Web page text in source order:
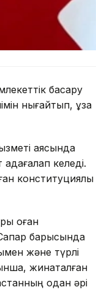
басқару
нығайтып, ұзақ
аясында
келеді.
конституциялық
оған
барысында
және түрлі
жинақталған
одан әрі